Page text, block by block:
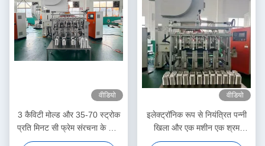
वीडियो
3 कैविटी मोल्ड और 35-70 स्ट्रोक
प्रति मिनट सी फ्रेम संरचना के साथ
डिस्पोजेबल एल्यूमीनियम फूड कंटेनर
वीडियो
इलेक्ट्रॉनिक रूप से नियंत्रित पन्नी
खिला और एक मशीन एक श्रम
संचालन के साथ एल्यूमीनियम खाद्य